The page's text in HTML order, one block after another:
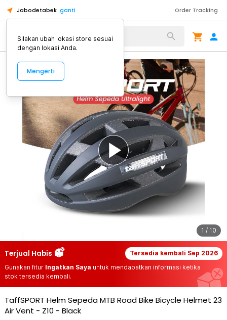
Jabodetabek ganti Order Tracking
Alat Kopi
1 / 10
Terjual Habis Tersedia kembali Sep 2026
Gunakan fitur Ingatkan Saya untuk mendapatkan informasi ketika
stok tersedia kembali.
TaffSPORT Helm Sepeda MTB Road Bike Bicycle Helmet 23
Air Vent - Z10 - Black
Silakan ubah lokasi store sesuai
dengan lokasi Anda.
Mengerti